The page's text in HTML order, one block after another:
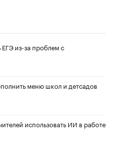
из-за проблем с
меню школ и детсадов
использовать ИИ в работе